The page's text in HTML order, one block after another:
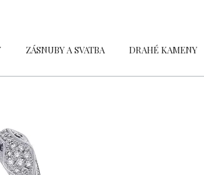
ZÁSNUBY A SVATBA DRAHÉ KAMENY